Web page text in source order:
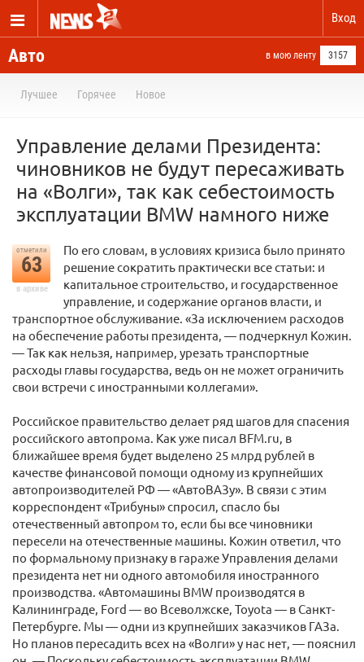
Вход
Авто в мою ленту 3157
Лучшее Горячее Новое
Управление делами Президента:
чиновников не будут пересаживать
на «Волги», так как себестоимость
эксплуатации BMW намного ниже
отметили
63
в архиве
По его словам, в условиях кризиса было принято
решение сократить практически все статьи: и
капитальное строительство, и государственное
управление, и содержание органов власти, и
транспортное обслуживание. «За исключением расходов
на обеспечение работы президента, — подчеркнул Кожин.
— Так как нельзя, например, урезать транспортные
расходы главы государства, ведь он не может ограничить
свои встречи с иностранными коллегами».
Российское правительство делает ряд шагов для спасения
российского автопрома. Как уже писал BFM.ru, в
ближайшее время будет выделено 25 млрд рублей в
качестве финансовой помощи одному из крупнейших
автопроизводителей РФ — «АвтоВАЗу». В связи с этим
корреспондент «Трибуны» спросил, спасло бы
отечественный автопром то, если бы все чиновники
пересели на отечественные машины. Кожин ответил, что
по формальному признаку в гараже Управления делами
президента нет ни одного автомобиля иностранного
производства. «Автомашины BMW производятся в
Калининграде, Ford — во Всеволжске, Toyota — в Санкт-
Петербурге. Мы — одни из крупнейших заказчиков ГАЗа.
Но планов пересадить всех на «Волги» у нас нет, — пояснил